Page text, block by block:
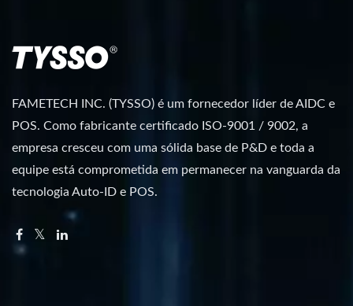
FAMETECH INC. (TYSSO) é um fornecedor líder de AIDC e
POS. Como fabricante certificado ISO-9001 / 9002, a
empresa cresceu com uma sólida base de P&D e toda a
equipe está comprometida em permanecer na vanguarda da
tecnologia Auto-ID e POS.